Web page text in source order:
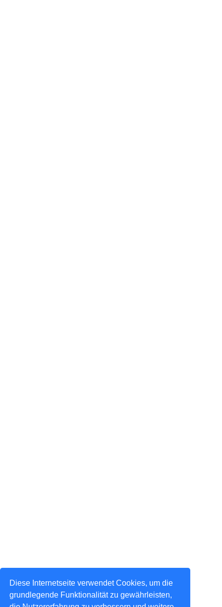
Diese Internetseite verwendet Cookies, um die
grundlegende Funktionalität zu gewährleisten,